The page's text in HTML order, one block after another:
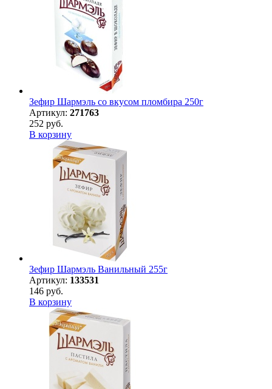
Зефир Шармэль со вкусом пломбира 250г
Артикул: 271763
252 руб.
В корзину
Зефир Шармэль Ванильный 255г
Артикул: 133531
146 руб.
В корзину